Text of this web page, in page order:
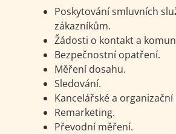
Poskytování smluvních
zákazníkům.
Žádosti o kontakt a
Bezpečnostní opatření.
Měření dosahu.
Sledování.
Kancelářské a
Remarketing.
Převodní měření.